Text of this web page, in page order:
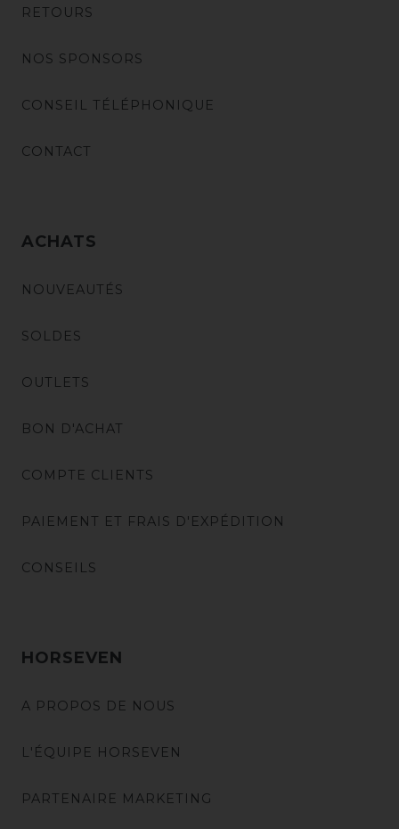
RETOURS
NOS SPONSORS
CONSEIL TÉLÉPHONIQUE
CONTACT
ACHATS
NOUVEAUTÉS
SOLDES
OUTLETS
BON D'ACHAT
COMPTE CLIENTS
PAIEMENT ET FRAIS D'EXPÉDITION
CONSEILS
HORSEVEN
A PROPOS DE NOUS
L'ÉQUIPE HORSEVEN
PARTENAIRE MARKETING